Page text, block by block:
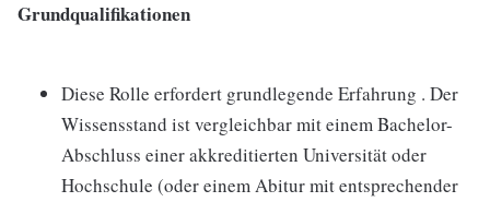
Grundqualifikationen
Diese Rolle erfordert grundlegende Erfahrung . Der
Wissensstand ist vergleichbar mit einem Bachelor-
Abschluss einer akkreditierten Universität oder
Hochschule (oder einem Abitur mit entsprechender